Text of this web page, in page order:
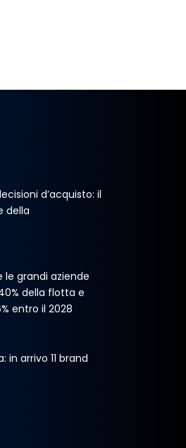
d’acquisto: il
della
le grandi aziende
della flotta e
entro il 2028
in arrivo 11 brand